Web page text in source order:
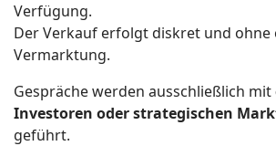
Verfügung.
Der Verkauf erfolgt diskret und ohne
Vermarktung.
Gespräche werden ausschließlich mit
Investoren oder strategischen
geführt.